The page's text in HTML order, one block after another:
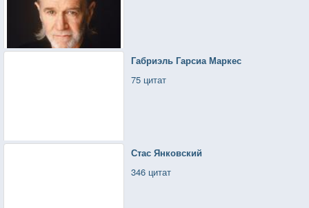
Габриэль Гарсиа Маркес
75 цитат
Стас Янковский
346 цитат